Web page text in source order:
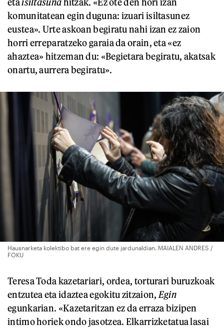
etaisiltasunahitzak. «Ez ote den hori izan
komunitatean egin duguna: izuari isiltasunez
eustea». Urte askoan begiratu nahi izan ez zaion
horri erreparatzeko garaia da orain, eta «ez
ahaztea» hitzeman du: «Begietara begiratu, akatsak
onartu, aurrera begiratu».
Hausnarketa kolektibo bat ere egin dute jardunaldian. MAIALEN ANDRES /
FOKU
Teresa Toda kazetariari, ordea, torturari buruzkoak
entzutea eta idaztea egokitu zitzaion, Egin
egunkarian. «Kazetaritzan ez da erraza bizipen
intimo horiek ondo jasotzea. Elkarrizketatua lasai